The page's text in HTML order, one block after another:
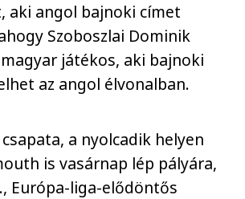
aki angol bajnoki címet
Szoboszlai Dominik
játékos, aki bajnoki
az angol élvonalban.
a nyolcadik helyen
is vasárnap lép pályára,
Európa-liga-elődöntős